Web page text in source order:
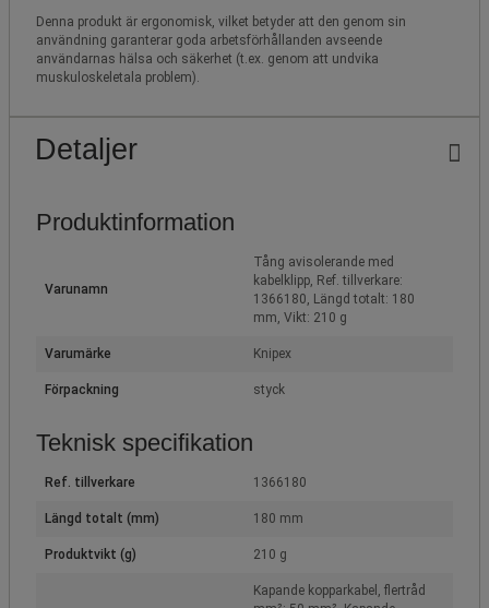
Denna produkt är ergonomisk, vilket betyder att den genom sin
användning garanterar goda arbetsförhållanden avseende
användarnas hälsa och säkerhet (t.ex. genom att undvika
muskuloskeletala problem).
Detaljer
Produktinformation
Varunamn
Tång avisolerande med
kabelklipp, Ref. tillverkare:
1366180, Längd totalt: 180
mm, Vikt: 210 g
Varumärke Knipex
Förpackning styck
Teknisk specifikation
Ref. tillverkare 1366180
Längd totalt (mm) 180 mm
Produktvikt (g) 210 g
Kapande kopparkabel, flertråd